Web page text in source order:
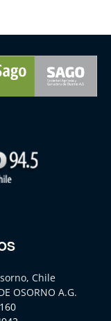
Chile
OSORNO A.G.